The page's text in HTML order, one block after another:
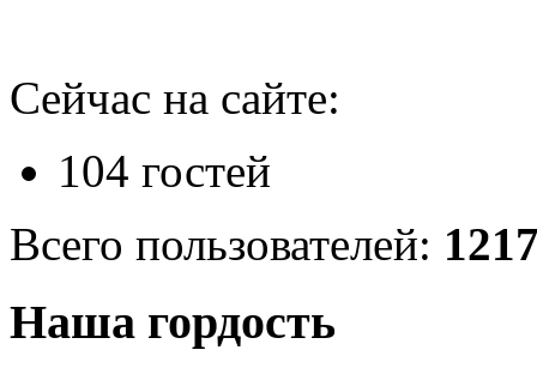
Сейчас на сайте:
104 гостей
Всего пользователей:
Наша гордость